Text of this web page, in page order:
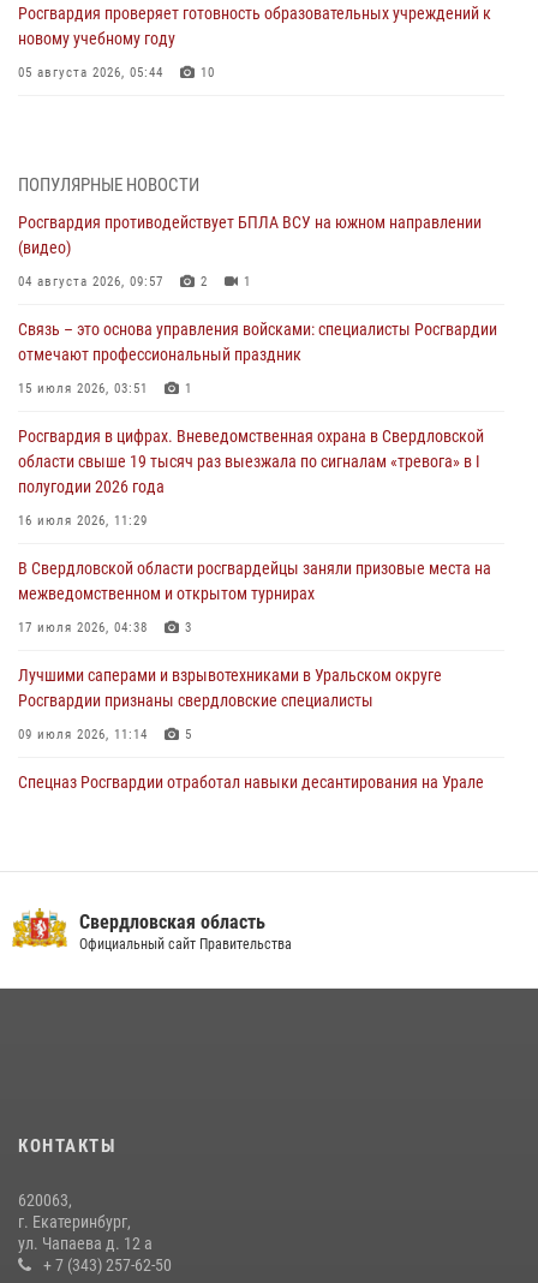
Росгвардия проверяет готовность образовательных учреждений к
новому учебному году
05 августа 2026, 05:44 10
04 августа 2026, 09:57 2
Росгвардия приняла участие в обеспечении безопасности Дня
города в Екатеринбурге
03 августа 2026, 07:43 3
Росгвардия приняла участие в межведомственном
антитеррористическом учении в Свердловской области
31 июля 2026, 12:27 1
Росгвардия обеспечивает безопасность граждан на южном
направлении
31 июля 2026, 06:56
рассказал об итогах работы подразделения в эфире телекомпании
«Телекон»
30 июля 2026, 11:33 1
ПОПУЛЯРНЫЕ НОВОСТИ
Росгвардия противодействует БПЛА ВСУ на южном направлении
(видео)
04 августа 2026, 09:57 2 1
Связь – это основа управления войсками: специалисты Росгвардии
отмечают профессиональный праздник
15 июля 2026, 03:51 1
Росгвардия в цифрах. Вневедомственная охрана в Свердловской
области свыше 19 тысяч раз выезжала по сигналам «тревога» в I
полугодии 2026 года
16 июля 2026, 11:29
В Свердловской области росгвардейцы заняли призовые места на
межведомственном и открытом турнирах
17 июля 2026, 04:38 3
Лучшими саперами и взрывотехниками в Уральском округе
Росгвардии признаны свердловские специалисты
09 июля 2026, 11:14 5
Спецназ Росгвардии отработал навыки десантирования на Урале
14 июля 2026, 11:06 4
10 июля 2026, 12:35
специальное занятие
27 июля 2026, 12:37
Свердловская область
Официальный сайт Правительства
КОНТАКТЫ
620063,
г. Екатеринбург,
ул. Чапаева д. 12 а
+ 7 (343) 257-62-50